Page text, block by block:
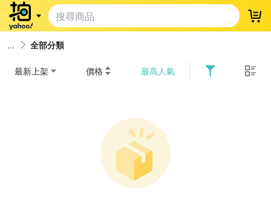
登
全部分類
最新上架 價格 最高人氣